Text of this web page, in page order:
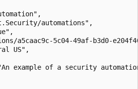
automations",
a5caac9c-5c04-49af-b3d0-
US",
example of a security